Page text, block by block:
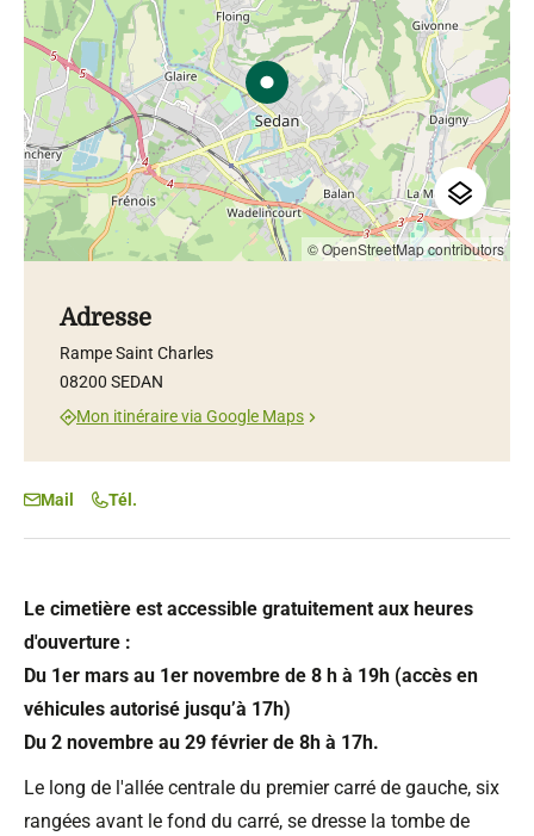
Le cimetière est accessible gratuitement aux heures
d'ouverture :
Du 1er mars au 1er novembre de 8 h à 19h (accès en
véhicules autorisé jusqu’à 17h)
Du 2 novembre au 29 février de 8h à 17h.
Le long de l'allée centrale du premier carré de gauche, six
rangées avant le fond du carré, se dresse la tombe de
© OpenStreetMap contributors
Adresse
Rampe Saint Charles
08200 SEDAN
Mon itinéraire via Google Maps
Mail Tél.